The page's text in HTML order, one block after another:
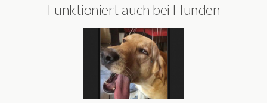
Funktioniert auch bei Hunden